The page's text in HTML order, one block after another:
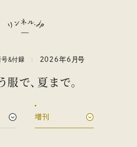
号&付録 2026年6 月号
服で、夏まで。
増刊